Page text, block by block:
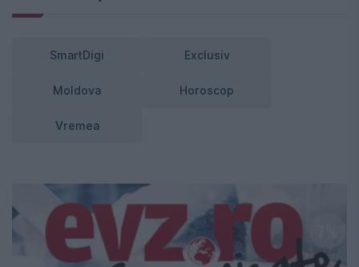
SmartDigi Exclusiv
Moldova Horoscop
Vremea